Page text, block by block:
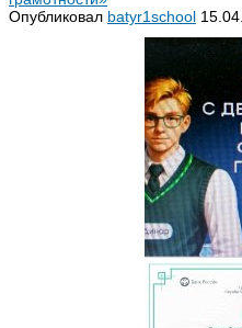
Опубликовал batyr1school